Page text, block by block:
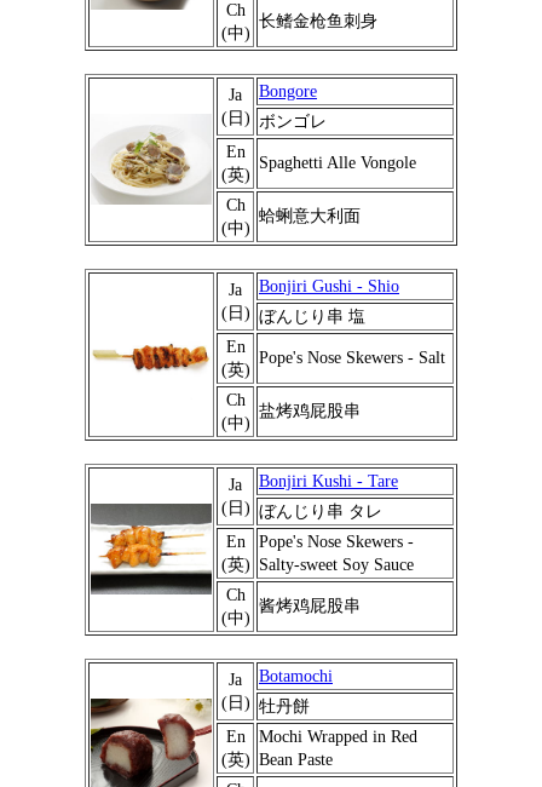
Ch
(中)
长鳍金枪鱼刺身
Ja
(日)
Bongore
ボンゴレ
En
(英)
Spaghetti Alle Vongole
Ch
(中)
蛤蜊意大利面
Ja
(日)
Bonjiri Gushi - Shio
ぼんじり串 塩
En
(英)
Pope's Nose Skewers - Salt
Ch
(中)
盐烤鸡屁股串
Ja
(日)
Bonjiri Kushi - Tare
ぼんじり串 タレ
En
(英)
Pope's Nose Skewers -
Salty-sweet Soy Sauce
Ch
(中)
酱烤鸡屁股串
Ja
(日)
Botamochi
牡丹餅
En
(英)
Mochi Wrapped in Red
Bean Paste